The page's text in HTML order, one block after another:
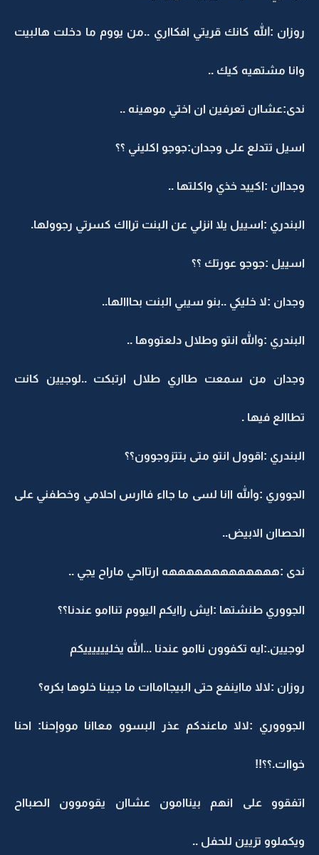
روزان :الله كانك قريتي افكااري ..من يووم ما دخلت هالبيت
وانا مشتهيه كيك ..
ندى:عشاان تعرفين ان اختي موهينه ..
اسيل تتدلع على وجدان:جوجو اكليني ؟؟
وجداان :اكييد خذي واكلتها ..
البندري :اسييل يلا انزلي عن البنت ترااك كسرتي رجوولها.
اسييل :جوجو عورتك ؟؟
وجدان :لا خليكي ..بنو سيبي البنت بحااالها..
البندري :والله انتو وطلال دلعتووها ..
وجدان من سمعت طااري طلال ارتبكت ..لوجيين كانت
تطاالع فيها .
البندري :اقوول انتو متى بتتزوجوون؟؟
الجووري :والله اانا لسى ما جااء فاارس احلامي وخطفني على
الحصاان الابيض..
ندى :هههههههههههههه ارتااحي ماراح يجي ..
الجووري طنشتها :ايش راايكم اليووم تناامو عندنا؟؟
لوجيين.:ايه تكفوون ناامو عندنا ...الله يخلييييييكم
روزان :لالا مااينفع حتى البيجااماات ما جيبنا خلوها بكره؟
الجوووري :لالا ماعندكم عذر البسوو معاانا مووإحنا: احنا
خواات.؟؟!!
اتفقوو على انهم بيناامون عشاان يقوموون الصبااح
ويكملوو تزيين للحفل ..